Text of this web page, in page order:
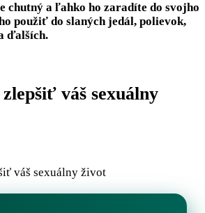
chutný a ľahko ho zaradíte do svojho
použiť do slaných jedál, polievok,
ďalších.
váš sexuálny